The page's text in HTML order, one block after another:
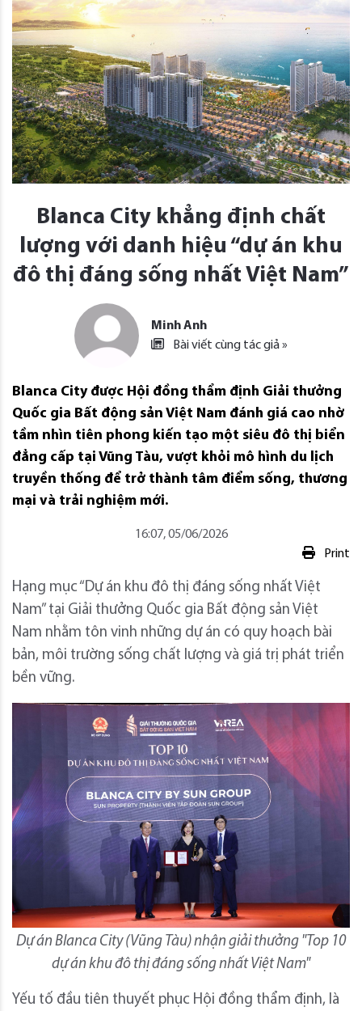
Blanca City khẳng định chất
lượng với danh hiệu “dự án khu
đô thị đáng sống nhất Việt Nam”
Minh Anh
Bài viết cùng tác giả »
Blanca City được Hội đồng thẩm định Giải thưởng
Quốc gia Bất động sản Việt Nam đánh giá cao nhờ
tầm nhìn tiên phong kiến tạo một siêu đô thị biển
đẳng cấp tại Vũng Tàu, vượt khỏi mô hình du lịch
truyền thống để trở thành tâm điểm sống, thương
mại và trải nghiệm mới.
16:07, 05/06/2026
Print
Hạng mục “Dự án khu đô thị đáng sống nhất Việt
Nam” tại Giải thưởng Quốc gia Bất động sản Việt
Nam nhằm tôn vinh những dự án có quy hoạch bài
bản, môi trường sống chất lượng và giá trị phát triển
bền vững.
Dự án Blanca City (Vũng Tàu) nhận giải thưởng "Top 10
dự án khu đô thị đáng sống nhất Việt Nam"
Yếu tố đầu tiên thuyết phục Hội đồng thẩm định, là